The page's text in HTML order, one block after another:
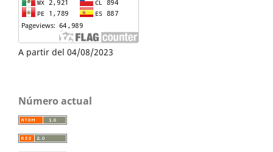
A partir del 04/08/2023
Número actual